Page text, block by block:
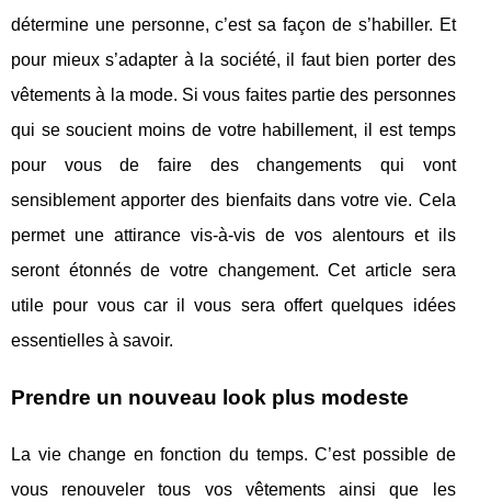
détermine une personne, c’est sa façon de s’habiller. Et
pour mieux s’adapter à la société, il faut bien porter des
vêtements à la mode. Si vous faites partie des personnes
qui se soucient moins de votre habillement, il est temps
pour vous de faire des changements qui vont
sensiblement apporter des bienfaits dans votre vie. Cela
permet une attirance vis-à-vis de vos alentours et ils
seront étonnés de votre changement. Cet article sera
utile pour vous car il vous sera offert quelques idées
essentielles à savoir.
Prendre un nouveau look plus modeste
La vie change en fonction du temps. C’est possible de
vous renouveler tous vos vêtements ainsi que les